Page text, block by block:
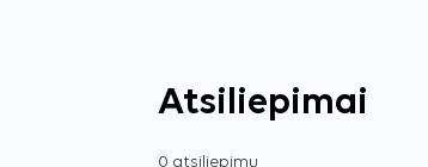
Atsiliepimai
0 atsiliepimų